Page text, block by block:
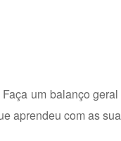
um balanço
aprendeu com as